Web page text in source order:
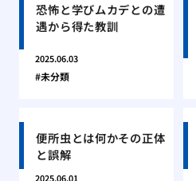
恐怖と学びムカデとの遭
遇から得た教訓
2025.06.03
未分類
便所虫とは何かその正体
と誤解
2025.06.01